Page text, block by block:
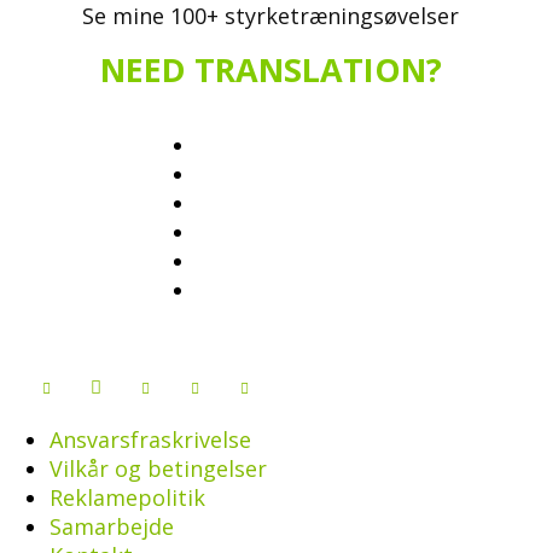
Se mine 100+ styrketræningsøvelser
NEED TRANSLATION?
Ansvarsfraskrivelse
Vilkår og betingelser
Reklamepolitik
Samarbejde